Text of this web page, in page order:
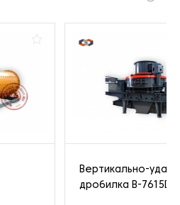
Вертикально-
дробилка B-7615DR